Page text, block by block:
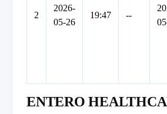
2
2026-
05-26
19:47 --
ENTERO